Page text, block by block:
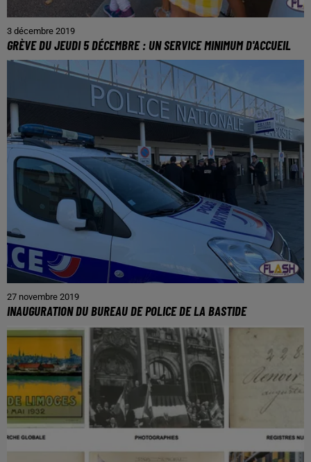
3 décembre 2019
GRÈVE DU JEUDI 5 DÉCEMBRE : UN SERVICE MINIMUM D'ACCUEIL
27 novembre 2019
INAUGURATION DU BUREAU DE POLICE DE LA BASTIDE